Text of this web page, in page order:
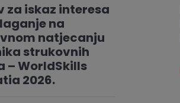
za iskaz interesa
na
natjecanju
strukovnih
– WorldSkills
2026.